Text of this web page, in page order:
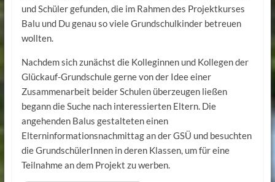
und Schüler gefunden, die im Rahmen des Projektkurses
Balu und Du genau so viele Grundschulkinder betreuen
wollten.
Nachdem sich zunächst die Kolleginnen und Kollegen der
Glückauf-Grundschule gerne von der Idee einer
Zusammenarbeit beider Schulen überzeugen ließen
begann die Suche nach interessierten Eltern. Die
angehenden Balus gestalteten einen
Elterninformationsnachmittag an der GSÜ und besuchten
die GrundschülerInnen in deren Klassen, um für eine
Teilnahme an dem Projekt zu werben.